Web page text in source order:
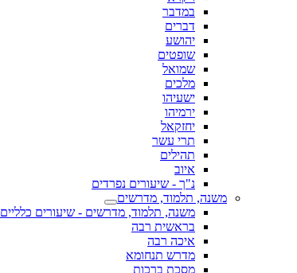
במדבר
דברים
יהושע
שופטים
שמואל
מלכים
ישעיהו
ירמיהו
יחזקאל
תרי עשר
תהילים
איוב
נ"ך - שיעורים נפרדים
משנה, תלמוד, מדרשים
משנה, תלמוד, מדרשים - שיעורים כלליים
בראשית רבה
איכה רבה
מדרש תנחומא
מסכת ברכות